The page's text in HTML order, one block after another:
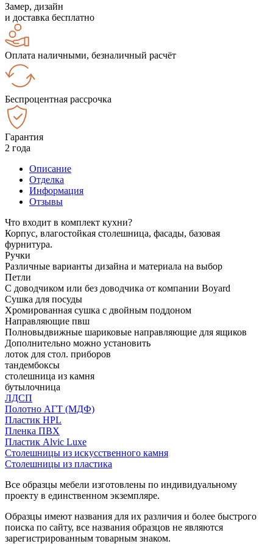
Замер, дизайн
и доставка бесплатно
Оплата наличными, безналичный расчёт
Беспроцентная рассрочка
Гарантия
2 года
Описание
Отделка
Информация
Отзывы
Что входит в комплект кухни?
Корпус, влагостойкая столешница, фасады, базовая
фурнитура.
Ручки
Различные варианты дизайна и материала на выбор
Петли
С доводчиком или без доводчика от компании Boyard
Сушка для посуды
Хромированная сушка с двойным поддоном
Направляющие пвш
Полновыдвижные шариковые направляющие для ящиков
Дополнительно можно установить
лоток для стол. приборов
тандембоксы
столешница из камня
бутылочница
ЛДСП
Полотно АГТ (МДФ)
Пластик HPL
Пленка ПВХ
Пластик Alvic Luxe
Столешницы из искусственного камня
Столешницы из пластика
Все образцы мебели изготовлены по индивидуальному
проекту в единственном экземпляре.
Образцы имеют названия для их различия и более быстрого
поиска по сайту, все названия образцов не являются
зарегистрированным товарным знаком.